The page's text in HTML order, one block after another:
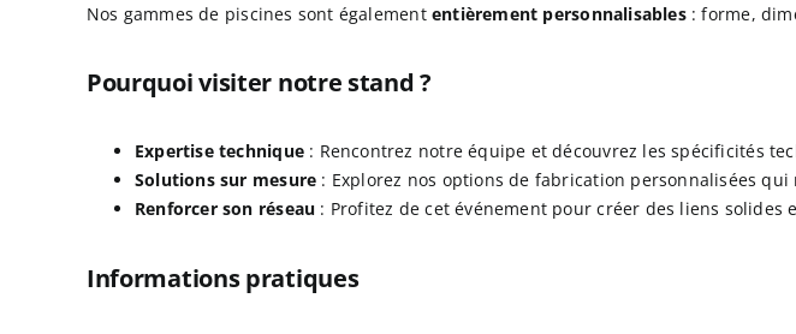
Nos gammes de piscines sont également entièrement personnalisables: forme,
Pourquoi visiter notre stand ?
Expertise technique: Rencontrez notre équipe et découvrez les spécificités
Solutions sur mesure : Explorez nos options de fabrication personnalisées
Renforcer son réseau : Profitez de cet événement pour créer des liens
Informations pratiques